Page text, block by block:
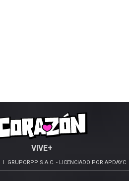
VIVE+
GRUPORPP S.A.C. - LICENCIADO POR APDAYC